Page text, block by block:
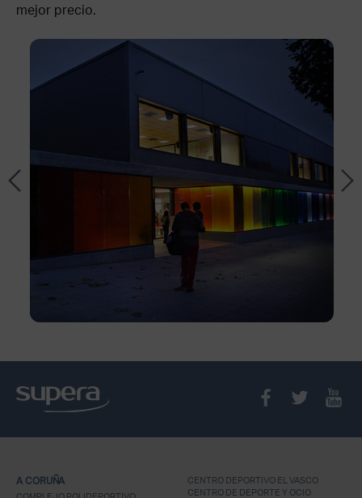
mejor precio.
A CORUÑA
CENTRO DEPORTIVO EL VASCO
CENTRO DE DEPORTE Y OCIO